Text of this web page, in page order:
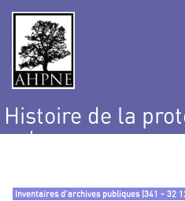
Histoire de la
nature
Inventaires d’archives publiques (341 - 32